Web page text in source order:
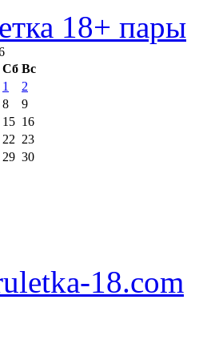
18+ пары
Сб Вс
1
2
8
9
15 16
22 23
29 30
18.com